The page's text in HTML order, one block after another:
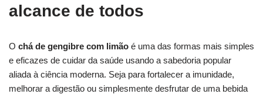
alcance de todos
O chá de gengibre com limão é uma das formas mais simples
e eficazes de cuidar da saúde usando a sabedoria popular
aliada à ciência moderna. Seja para fortalecer a imunidade,
melhorar a digestão ou simplesmente desfrutar de uma bebida